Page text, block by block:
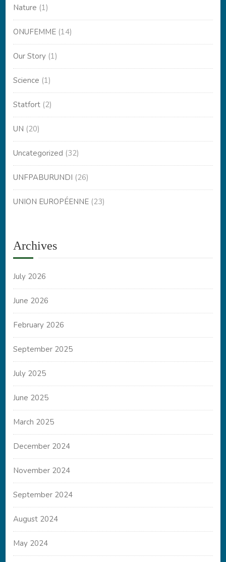
Nature (1)
ONUFEMME (14)
Our Story (1)
Science (1)
Statfort (2)
UN (20)
Uncategorized (32)
UNFPABURUNDI (26)
UNION EUROPÉENNE (23)
Archives
July 2026
June 2026
February 2026
September 2025
July 2025
June 2025
March 2025
December 2024
November 2024
September 2024
August 2024
May 2024